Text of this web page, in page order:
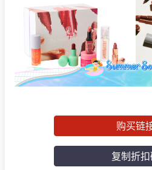
购买链
复制折